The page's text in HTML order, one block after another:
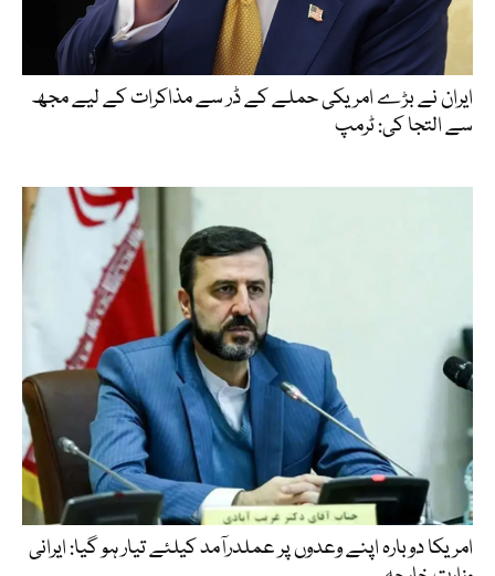
ایران نے بڑے امریکی حملے کے ڈر سے مذاکرات کے لیے مجھ
سے التجا کی: ٹرمپ
امریکا دوبارہ اپنے وعدوں پر عملدرآمد کیلئے تیار ہو گیا: ایرانی